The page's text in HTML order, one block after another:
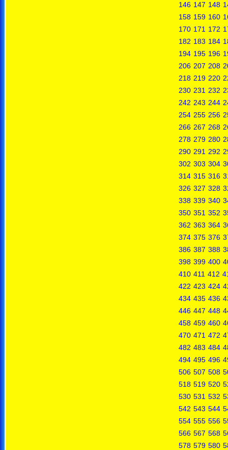
146 147 148
158 159 160
170 171 172
182 183 184
194 195 196
206 207 208
218 219 220
230 231 232
242 243 244
254 255 256
266 267 268
278 279 280
290 291 292
302 303 304
314 315 316
326 327 328
338 339 340
350 351 352
362 363 364
374 375 376
386 387 388
398 399 400
410 411 412
422 423 424
434 435 436
446 447 448
458 459 460
470 471 472
482 483 484
494 495 496
506 507 508
518 519 520
530 531 532
542 543 544
554 555 556
566 567 568
578 579 580